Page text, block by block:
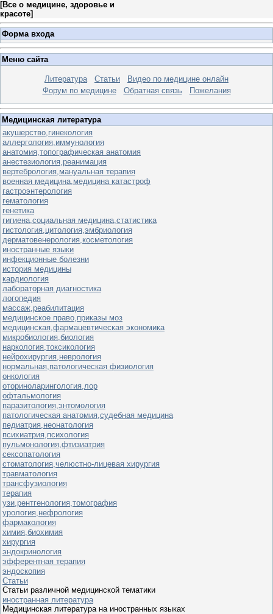
[Все о медицине, здоровье и
красоте]
Форма входа
Меню сайта
Литература Статьи
Видео по медицине онлайн
Форум по медицине
Обратная связь Пожелания
Медицинская литература
акушерство,гинекология
аллергология,иммунология
анатомия,топографическая анатомия
анестезиология,реанимация
вертебрология,мануальная терапия
военная медицина,медицина катастроф
гастроэнтерология
гематология
генетика
гигиена,социальная медицина,статистика
гистология,цитология,эмбриология
дерматовенерология,косметология
иностранные языки
инфекционные болезни
история медицины
кардиология
лабораторная диагностика
логопедия
массаж,реабилитация
медицинское право,приказы моз
медицинская,фармацевтическая экономика
микробиология,биология
наркология,токсикология
нейрохирургия,неврология
нормальная,патологическая физиология
онкология
оториноларингология,лор
офтальмология
паразитология,энтомология
патологическая анатомия,судебная медицина
педиатрия,неонатология
психиатрия,психология
пульмонология,фтизиатрия
сексопатология
стоматология,челюстно-лицевая хирургия
травматология
трансфузиология
терапия
узи,рентгенология,томография
урология,нефрология
фармакология
химия,биохимия
хирургия
эндокринология
эфферентная терапия
эндоскопия
Статьи
Статьи различной медицинской тематики
иностранная литература
Медицинская литература на иностранных языках